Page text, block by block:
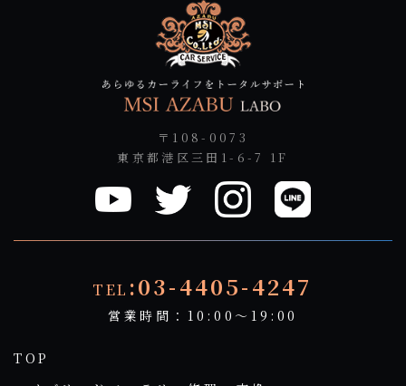
〒108-0073
東京都港区三田1-6-7 1F
TEL :03-4405-4247
営業時間：10:00～19:00
TOP